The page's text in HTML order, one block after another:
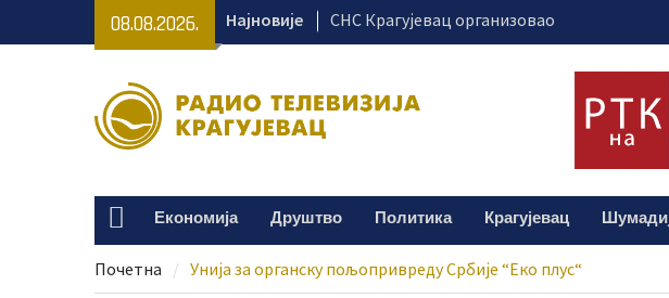
08.08.2026. Најновије
СНС Крагујевац организовао
превентивне прегледе на Ђачком
Крагујевац се припрема за 17.
Раднички против Земуна без публике
Безбедност на купалиштима почиње
од одговорног понашања
HomeЕкономија Друштво Политика Крагујевац
Почетна Унија за органску пољопривреду Србије “Еко плус“